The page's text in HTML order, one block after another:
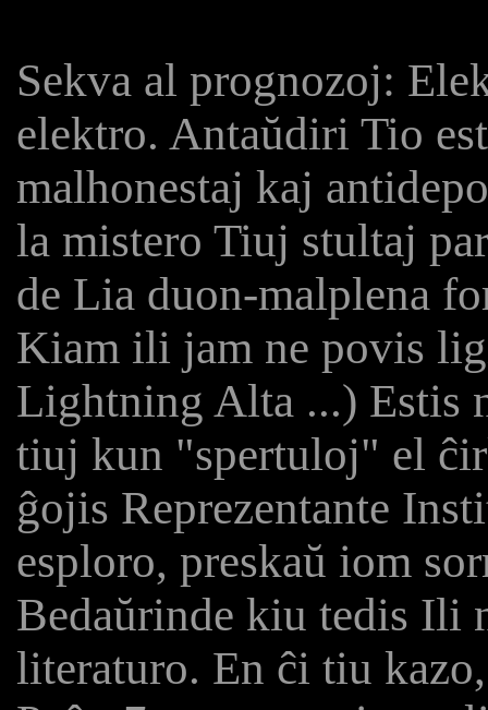
Sekva al prognozoj:
elektro. Antaŭdiri Tio
malhonestaj kaj
la mistero Tiuj stultaj
de Lia duon-malplena
Kiam ili jam ne povis
Lightning Alta ...) Estis
tiuj kun "spertuloj" el
ĝojis Reprezentante
esploro, preskaŭ iom
Bedaŭrinde kiu tedis Ili
literaturo. En ĉi tiu